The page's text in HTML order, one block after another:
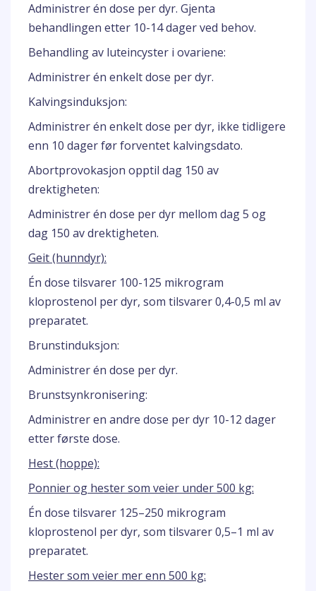
Administrer én dose per dyr. Gjenta
behandlingen etter 10-14 dager ved behov.
Behandling av luteincyster i ovariene:
Administrer én enkelt dose per dyr.
Kalvingsinduksjon:
Administrer én enkelt dose per dyr, ikke tidligere
enn 10 dager før forventet kalvingsdato.
Abortprovokasjon opptil dag 150 av
drektigheten:
Administrer én dose per dyr mellom dag 5 og
dag 150 av drektigheten.
Geit (hunndyr):
Én dose tilsvarer 100-125 mikrogram
kloprostenol per dyr, som tilsvarer 0,4-0,5 ml av
preparatet.
Brunstinduksjon:
Administrer én dose per dyr.
Brunstsynkronisering:
Administrer en andre dose per dyr 10-12 dager
etter første dose.
Hest (hoppe):
Ponnier og hester som veier under 500 kg:
Én dose tilsvarer 125–250 mikrogram
kloprostenol per dyr, som tilsvarer 0,5–1 ml av
preparatet.
Hester som veier mer enn 500 kg: